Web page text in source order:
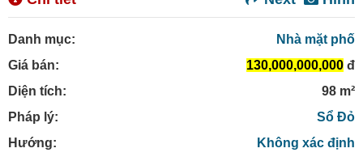
Danh mục:
Nhà mặt phố
Giá bán:
130,000,000,000 đ
Diện tích:
98 m²
Pháp lý:
Sổ Đỏ
Hướng:
Không xác định